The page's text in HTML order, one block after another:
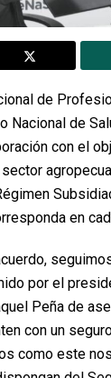
de
Nacional de
con el
en
por el
Peña de
con un
como este